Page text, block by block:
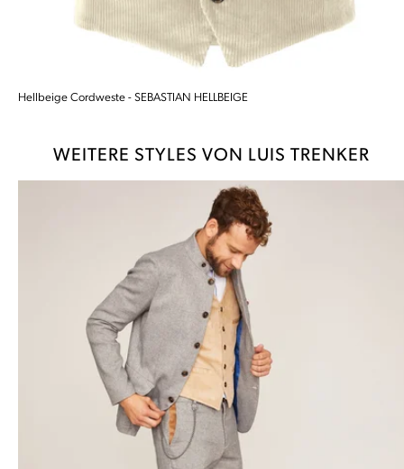
Hellbeige Cordweste - SEBASTIAN HELLBEIGE
WEITERE STYLES VON LUIS TRENKER